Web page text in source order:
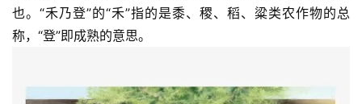
也。“禾乃登”的“禾”指的是黍、稷、稻、粱类农作物的总
称，“登”即成熟的意思。